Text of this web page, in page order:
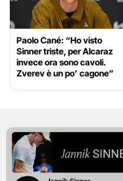
Paolo Cané: “Ho visto
Sinner triste, per Alcaraz
invece ora sono cavoli.
Zverev è un po’ cagone”